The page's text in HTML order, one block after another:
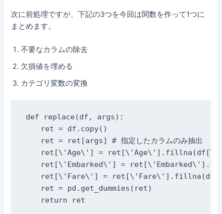
次に前処理ですが、下記の3つを今回は関数を作って1つに
まとめます。
不要なカラムの除去
欠損値を埋める
カテゴリ変数の変換
def replace(df, args):
    ret = df.copy()
    ret = ret[args] # 指定したカラムのみ抽出
ret[\'Age\'] =
ret[\'Embarked\'] =
ret[\'Fare\'] =
    ret = pd.get_dummies(ret)
    return ret